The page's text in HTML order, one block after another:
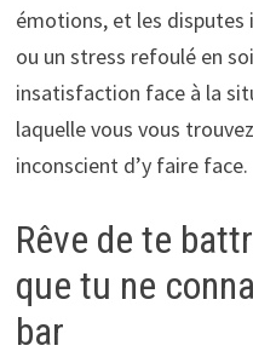
émotions, et les disputes
ou un stress refoulé en
insatisfaction face à la
laquelle vous vous
inconscient d’y faire face.
Rêve de te
que tu ne
bar